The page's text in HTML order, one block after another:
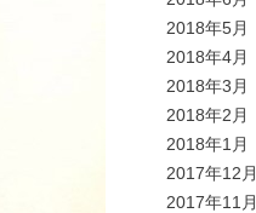
2018年5月
2018年4月
2018年3月
2018年2月
2018年1月
2017年12月
2017年11月